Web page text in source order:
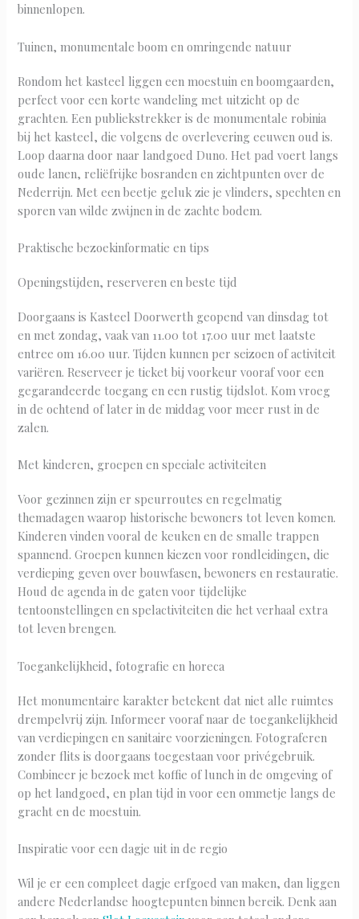
binnenlopen.
Tuinen, monumentale boom en omringende natuur
Rondom het kasteel liggen een moestuin en boomgaarden,
perfect voor een korte wandeling met uitzicht op de
grachten. Een publiekstrekker is de monumentale robinia
bij het kasteel, die volgens de overlevering eeuwen oud is.
Loop daarna door naar landgoed Duno. Het pad voert langs
oude lanen, reliëfrijke bosranden en zichtpunten over de
Nederrijn. Met een beetje geluk zie je vlinders, spechten en
sporen van wilde zwijnen in de zachte bodem.
Praktische bezoekinformatie en tips
Openingstijden, reserveren en beste tijd
Doorgaans is Kasteel Doorwerth geopend van dinsdag tot
en met zondag, vaak van 11.00 tot 17.00 uur met laatste
entree om 16.00 uur. Tijden kunnen per seizoen of activiteit
variëren. Reserveer je ticket bij voorkeur vooraf voor een
gegarandeerde toegang en een rustig tijdslot. Kom vroeg
in de ochtend of later in de middag voor meer rust in de
zalen.
Met kinderen, groepen en speciale activiteiten
Voor gezinnen zijn er speurroutes en regelmatig
themadagen waarop historische bewoners tot leven komen.
Kinderen vinden vooral de keuken en de smalle trappen
spannend. Groepen kunnen kiezen voor rondleidingen, die
verdieping geven over bouwfasen, bewoners en restauratie.
Houd de agenda in de gaten voor tijdelijke
tentoonstellingen en spelactiviteiten die het verhaal extra
tot leven brengen.
Toegankelijkheid, fotografie en horeca
Het monumentaire karakter betekent dat niet alle ruimtes
drempelvrij zijn. Informeer vooraf naar de toegankelijkheid
van verdiepingen en sanitaire voorzieningen. Fotograferen
zonder flits is doorgaans toegestaan voor privégebruik.
Combineer je bezoek met koffie of lunch in de omgeving of
op het landgoed, en plan tijd in voor een ommetje langs de
gracht en de moestuin.
Inspiratie voor een dagje uit in de regio
Wil je er een compleet dagje erfgoed van maken, dan liggen
andere Nederlandse hoogtepunten binnen bereik. Denk aan